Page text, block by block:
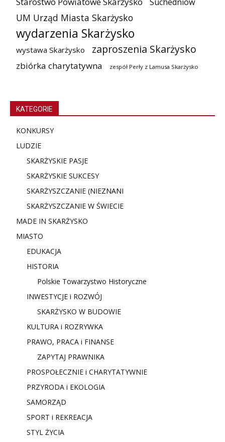
UM Urząd Miasta Skarżysko
wydarzenia Skarżysko
wystawa Skarżysko zaproszenia Skarżysko
zbiórka charytatywna zespół Perły z Lamusa Skarżysko
KATEGORIE
KONKURSY
LUDZIE
SKARŻYSKIE PASJE
SKARŻYSKIE SUKCESY
SKARŻYSZCZANIE (NIEZNANI
SKARŻYSZCZANIE W ŚWIECIE
MADE IN SKARŻYSKO
MIASTO
EDUKACJA
HISTORIA
Polskie Towarzystwo Historyczne
INWESTYCJE i ROZWÓJ
SKARŻYSKO W BUDOWIE
KULTURA i ROZRYWKA
PRAWO, PRACA i FINANSE
ZAPYTAJ PRAWNIKA
PROSPOŁECZNIE i CHARYTATYWNIE
PRZYRODA i EKOLOGIA
SAMORZĄD
SPORT i REKREACJA
STYL ŻYCIA